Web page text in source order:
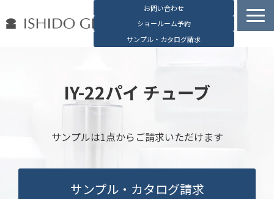
お問い合わせ
ショールーム予約
サンプル・カタログ請求
石堂硝子の特長
お役立ち資料
ブログ
会社概要
IY-22パイ チューブ
サンプルは1点からご請求いただけます
サンプル・カタログ請求